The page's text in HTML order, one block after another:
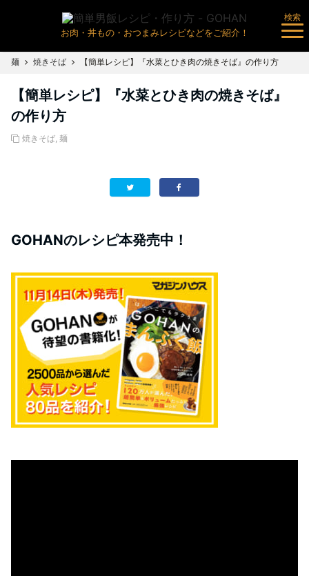
お肉・丼もの・おつまみレシピなどをご紹介！
検索
麺 焼きそば 【簡単レシピ】『水菜とひき肉の焼きそば』の作り方
【簡単レシピ】『水菜とひき肉の焼きそば』
の作り方
焼きそば, 麺
GOHANのレシピ本発売中！